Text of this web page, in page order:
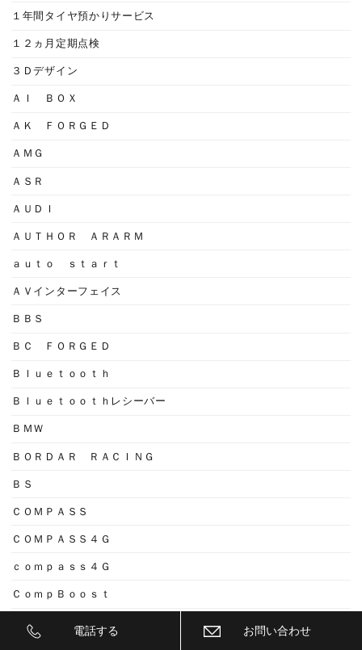
１年間タイヤ預かりサービス
１２ヵ月定期点検
３Ｄデザイン
ＡＩ ＢＯＸ
ＡＫ ＦＯＲＧＥＤ
ＡＭＧ
ＡＳＲ
ＡＵＤＩ
ＡＵＴＨＯＲ ＡＲＡＲＭ
ａｕｔｏ ｓｔａｒｔ
ＡＶインターフェイス
ＢＢＳ
ＢＣ ＦＯＲＧＥＤ
Ｂｌｕｅｔｏｏｔｈ
Ｂｌｕｅｔｏｏｔｈレシーバー
ＢＭＷ
ＢＯＲＤＡＲ ＲＡＣＩＮＧ
ＢＳ
ＣＯＭＰＡＳＳ
ＣＯＭＰＡＳＳ４Ｇ
ｃｏｍｐａｓｓ４Ｇ
ＣｏｍｐＢｏｏｓｔ
ＣＰＭ
電話する お問い合わせ